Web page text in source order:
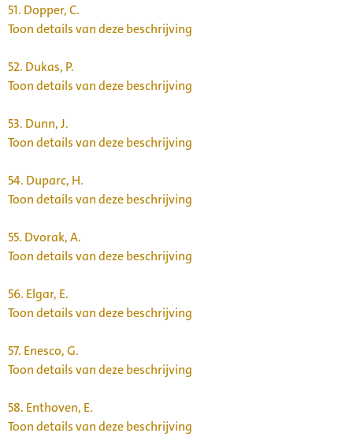
51. Dopper, C.
Toon details van deze beschrijving
52. Dukas, P.
Toon details van deze beschrijving
53. Dunn, J.
Toon details van deze beschrijving
54. Duparc, H.
Toon details van deze beschrijving
55. Dvorak, A.
Toon details van deze beschrijving
56. Elgar, E.
Toon details van deze beschrijving
57. Enesco, G.
Toon details van deze beschrijving
58. Enthoven, E.
Toon details van deze beschrijving